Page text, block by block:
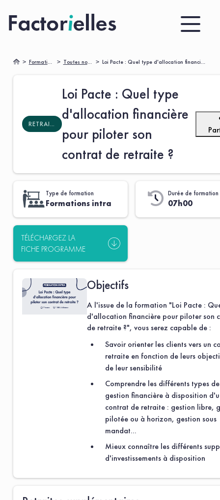
Formations Toutes nos formations 🌟 Loi Pacte : Quel type d'allocation financière pour piloter son contrat de retraite ?
RETRAITES SUPPLÉMENTAIRES
Loi Pacte : Quel type
d'allocation financière
pour piloter son
contrat de retraite ?
Type de formation
Formations intra
Durée de formation
07h00
TÉLÉCHARGEZ LA
FICHE PROGRAMME
Objectifs
A l'issue de la formation "Loi Pacte :
d'allocation financière pour piloter son
de retraite ?", vous serez capable de :
Savoir orienter les clients vers un
retraite en fonction de leurs
de leur sensibilité
Comprendre les différents types de
gestion financière à disposition
contrat de retraite : gestion libre,
pilotée ou à horizon, gestion sous
mandat...
Mieux connaître les différents
d'investissements à disposition